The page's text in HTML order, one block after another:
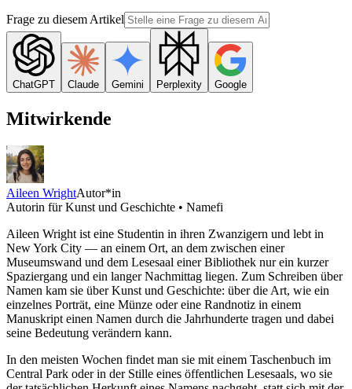
Frage zu diesem Artikel
ChatGPT Claude Gemini Perplexity Google
Mitwirkende
Aileen WrightAutor*in
Autorin für Kunst und Geschichte • Namefi
Aileen Wright ist eine Studentin in ihren Zwanzigern und lebt in
New York City — an einem Ort, an dem zwischen einer
Museumswand und dem Lesesaal einer Bibliothek nur ein kurzer
Spaziergang und ein langer Nachmittag liegen. Zum Schreiben über
Namen kam sie über Kunst und Geschichte: über die Art, wie ein
einzelnes Porträt, eine Münze oder eine Randnotiz in einem
Manuskript einen Namen durch die Jahrhunderte tragen und dabei
seine Bedeutung verändern kann.
In den meisten Wochen findet man sie mit einem Taschenbuch im
Central Park oder in der Stille eines öffentlichen Lesesaals, wo sie